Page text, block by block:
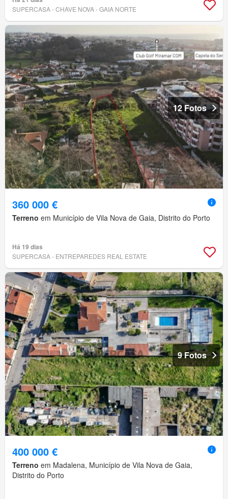
SUPERCASA - CHAVE NOVA - GAIA NORTE
12 Fotos
360 000 €
Terreno em Município de Vila Nova de Gaia, Distrito do Porto
Há 19 dias
SUPERCASA - ENTREPAREDES REAL ESTATE
9 Fotos
400 000 €
Terreno em Madalena, Município de Vila Nova de Gaia,
Distrito do Porto